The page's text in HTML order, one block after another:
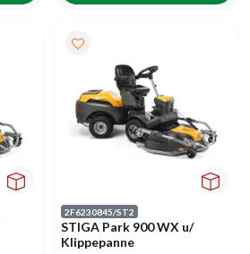
2F6230845/ST2
STIGA Park 900 WX u/
Klippepanne